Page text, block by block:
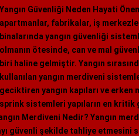
Yangın Güvenliği Neden Hayati
apartmanlar, fabrikalar, iş
binalarında yangın güvenliği
olmanın ötesinde, can ve mal
biri haline gelmiştir. Yangın
kullanılan yangın merdiveni
geciktiren yangın kapıları ve erken
sprink sistemleri yapıların en kritik
Merdiveni Nedir? Yangın
güvenli şekilde tahliye etmesini